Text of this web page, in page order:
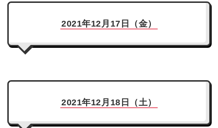
2021年12月17日（金）
2021年12月18日（土）